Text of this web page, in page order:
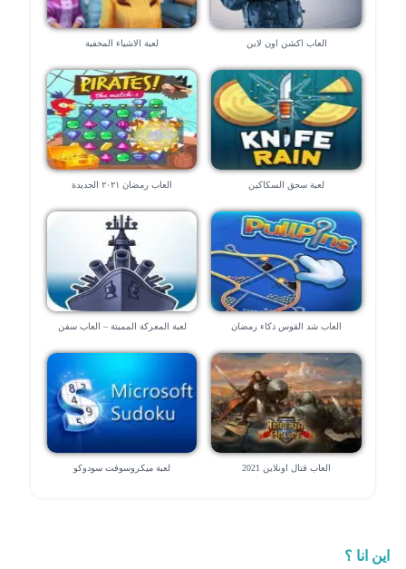
العاب اكشن اون لاين لعبة الاشياء المخفية
لعبة سحق السكاكين العاب رمضان ٢٠٢١ الجديدة
العاب شد القوس ذكاء رمضان لعبة المعركة المميتة – العاب سفن
العاب قتال اونلاين 2021 لعبة ميكروسوفت سودوكو
اين انا ؟